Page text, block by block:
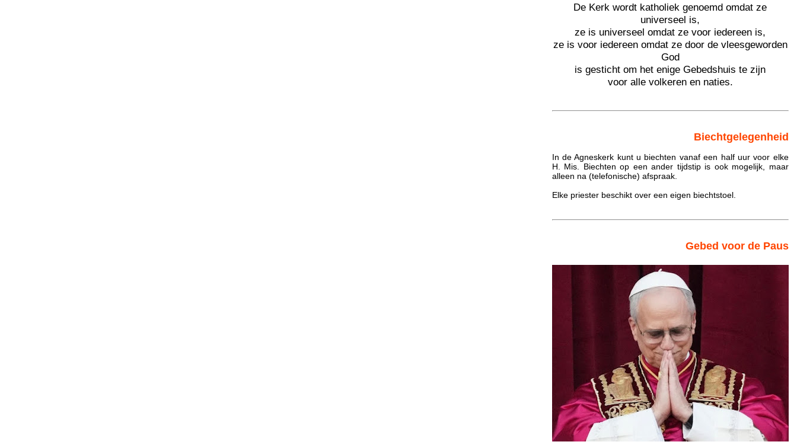
De Kerk wordt katholiek genoemd omdat ze
universeel is,
ze is universeel omdat ze voor iedereen is,
ze is voor iedereen omdat ze door de vleesgeworden
God
is gesticht om het enige Gebedshuis te zijn
voor alle volkeren en naties.
Biechtgelegenheid
In de Agneskerk kunt u biechten vanaf een half uur voor elke
H. Mis. Biechten op een ander tijdstip is ook mogelijk, maar
alleen na (telefonische) afspraak.
Elke priester beschikt over een eigen biechtstoel.
Gebed voor de Paus